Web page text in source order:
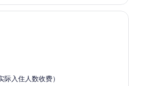
羽绒被、客房内保险箱、笔记本电脑工作区、
入住人数收费）